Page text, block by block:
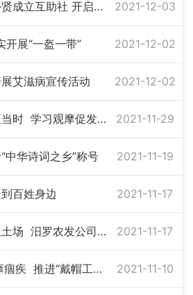
罗江镇石仑山村：乡贤成立互助社 开启乡村振兴新路径 2021-12-03
开展“一盔一带” 2021-12-02
艾滋病宣传活动 2021-12-02
罗江镇：乡村振兴正当时 学习观摩促发展 2021-11-29
中华诗词之乡”称号 2021-11-19
百姓身边 2021-11-17
罗江镇：合作经营取土场 汨罗农发公司首次签约 落地罗江 2021-11-17
罗江镇:整治交通顽瘴痼疾 推进“戴帽工程”落实 2021-11-10